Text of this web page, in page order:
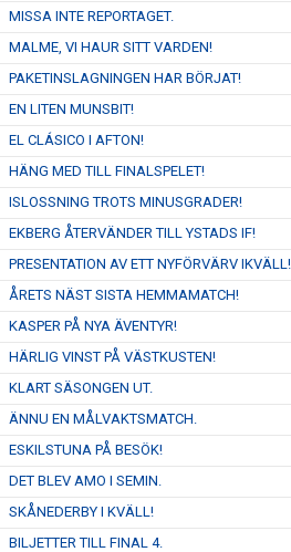
MISSA INTE REPORTAGET.
MALME, VI HAUR SITT VARDEN!
PAKETINSLAGNINGEN HAR BÖRJAT!
EN LITEN MUNSBIT!
EL CLÁSICO I AFTON!
HÄNG MED TILL FINALSPELET!
ISLOSSNING TROTS MINUSGRADER!
EKBERG ÅTERVÄNDER TILL YSTADS IF!
PRESENTATION AV ETT NYFÖRVÄRV IKVÄLL!
ÅRETS NÄST SISTA HEMMAMATCH!
KASPER PÅ NYA ÄVENTYR!
HÄRLIG VINST PÅ VÄSTKUSTEN!
KLART SÄSONGEN UT.
ÄNNU EN MÅLVAKTSMATCH.
ESKILSTUNA PÅ BESÖK!
DET BLEV AMO I SEMIN.
SKÅNEDERBY I KVÄLL!
BILJETTER TILL FINAL 4.